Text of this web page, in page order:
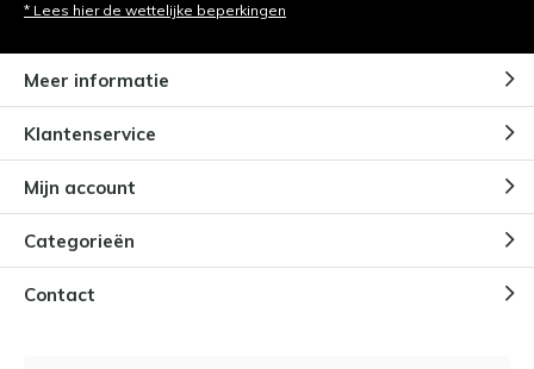
* Lees hier de wettelijke beperkingen
Meer informatie
Klantenservice
Mijn account
Categorieën
Contact